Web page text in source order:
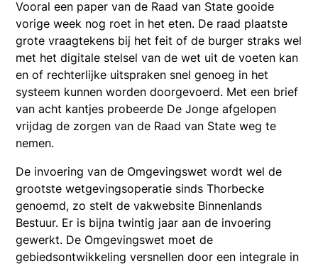
Vooral een paper van de Raad van State gooide
vorige week nog roet in het eten. De raad plaatste
grote vraagtekens bij het feit of de burger straks wel
met het digitale stelsel van de wet uit de voeten kan
en of rechterlijke uitspraken snel genoeg in het
systeem kunnen worden doorgevoerd. Met een brief
van acht kantjes probeerde De Jonge afgelopen
vrijdag de zorgen van de Raad van State weg te
nemen.
De invoering van de Omgevingswet wordt wel de
grootste wetgevingsoperatie sinds Thorbecke
genoemd, zo stelt de vakwebsite Binnenlands
Bestuur. Er is bijna twintig jaar aan de invoering
gewerkt. De Omgevingswet moet de
gebiedsontwikkeling versnellen door een integrale in